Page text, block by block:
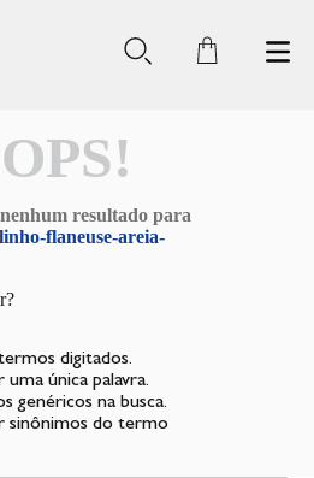
resultado para
flaneuse-areia-
digitados.
única palavra.
genéricos na busca.
sinônimos do termo